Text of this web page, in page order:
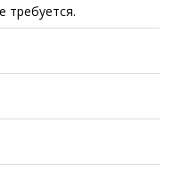
требуется.